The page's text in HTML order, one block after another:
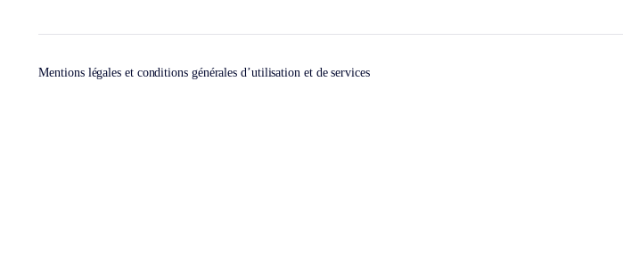
Mentions légales et conditions générales d’utilisation et de services